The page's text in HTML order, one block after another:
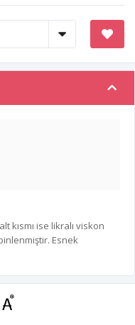
kısmı ise likralı viskon
Esnek